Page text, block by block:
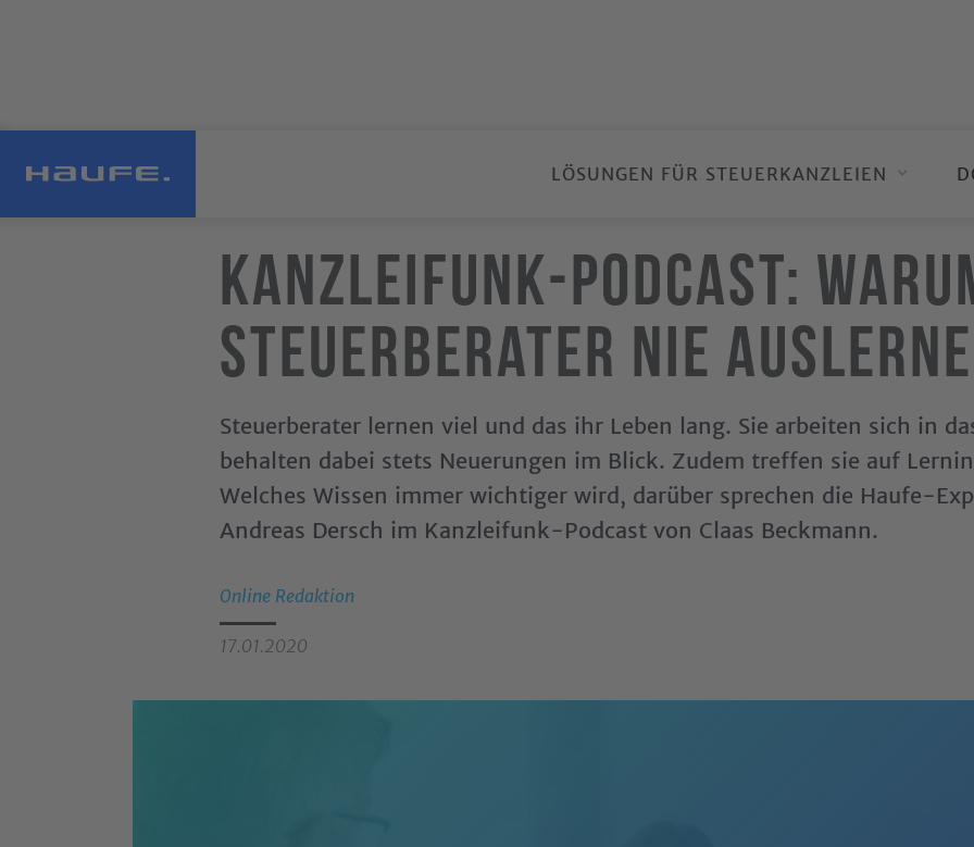
LÖSUNGEN FÜR STEUERKANZLEIEN
Kanzleifunk-Podcast:
Steuerberater nie
Steuerberater lernen viel und das ihr Leben lang. Sie arbeiten sich in
behalten dabei stets Neuerungen im Blick. Zudem treffen sie auf
Welches Wissen immer wichtiger wird, darüber sprechen die Haufe-
Andreas Dersch im Kanzleifunk-Podcast von Claas Beckmann.
Online Redaktion
17.01.2020